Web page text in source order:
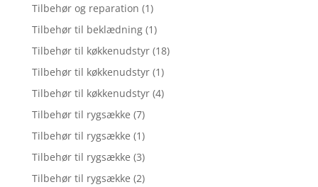
Tilbehør og reparation (1)
Tilbehør til beklædning (1)
Tilbehør til køkkenudstyr (18)
Tilbehør til køkkenudstyr (1)
Tilbehør til køkkenudstyr (4)
Tilbehør til rygsække (7)
Tilbehør til rygsække (1)
Tilbehør til rygsække (3)
Tilbehør til rygsække (2)